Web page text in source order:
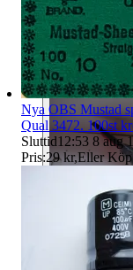
Nya OBS Mustad
Qual 3472. 100st
Sluttid12:53 8 aug
Pris:29 kr,Eller